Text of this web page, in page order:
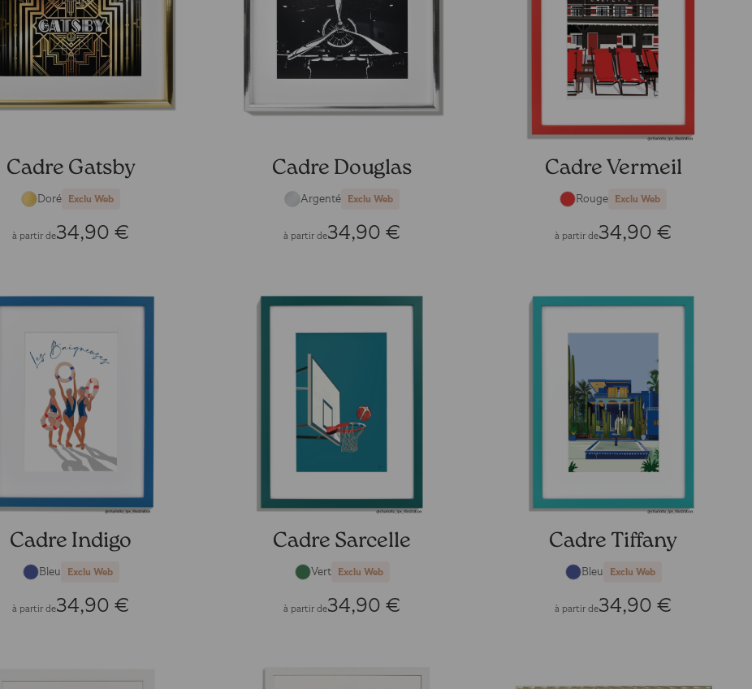
Cadre Gatsby
Doré Exclu Web
à partir de34,90 €
Cadre Douglas
Argenté Exclu Web
à partir de34,90 €
Cadre Vermeil
Rouge Exclu Web
à partir de34,90 €
Cadre Indigo
Bleu Exclu Web
à partir de34,90 €
Cadre Sarcelle
Vert Exclu Web
à partir de34,90 €
Cadre Tiffany
Bleu Exclu Web
à partir de34,90 €